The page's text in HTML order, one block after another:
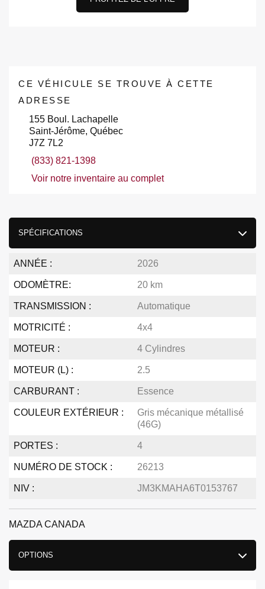
SPÉCIFICATIONS
ANNÉE : 2026
ODOMÈTRE: 20 km
TRANSMISSION : Automatique
MOTRICITÉ : 4x4
MOTEUR : 4 Cylindres
MOTEUR (L) : 2.5
CARBURANT : Essence
COULEUR EXTÉRIEUR :
Gris mécanique métallisé
(46G)
PORTES : 4
NUMÉRO DE STOCK : 26213
NIV : JM3KMAHA6T0153767
MAZDA CANADA
OPTIONS
CE VÉHICULE SE TROUVE À CETTE
ADRESSE
155 Boul. Lachapelle
Saint-Jérôme, Québec
J7Z 7L2
(833) 821-1398
Voir notre inventaire au complet